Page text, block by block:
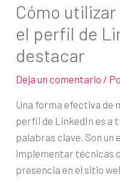
Cómo
el perfil de
destacar
Deja un comentario /
Una forma efectiva de
perfil de LinkedIn es a
palabras clave. Son un
implementar técnicas
presencia en el sitio